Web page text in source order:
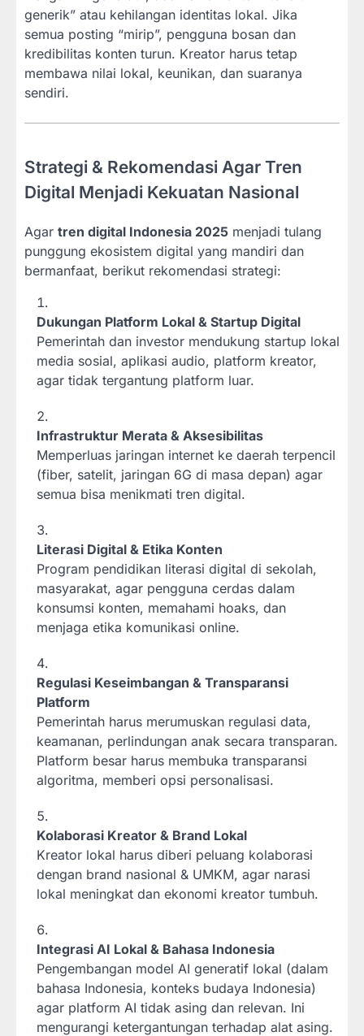
generik” atau kehilangan identitas lokal. Jika
semua posting “mirip”, pengguna bosan dan
kredibilitas konten turun. Kreator harus tetap
membawa nilai lokal, keunikan, dan suaranya
sendiri.
Strategi & Rekomendasi Agar Tren
Digital Menjadi Kekuatan Nasional
Agar tren digital Indonesia 2025 menjadi tulang
punggung ekosistem digital yang mandiri dan
bermanfaat, berikut rekomendasi strategi:
Dukungan Platform Lokal & Startup Digital
Pemerintah dan investor mendukung startup lokal
media sosial, aplikasi audio, platform kreator,
agar tidak tergantung platform luar.
Infrastruktur Merata & Aksesibilitas
Memperluas jaringan internet ke daerah terpencil
(fiber, satelit, jaringan 6G di masa depan) agar
semua bisa menikmati tren digital.
Literasi Digital & Etika Konten
Program pendidikan literasi digital di sekolah,
masyarakat, agar pengguna cerdas dalam
konsumsi konten, memahami hoaks, dan
menjaga etika komunikasi online.
Regulasi Keseimbangan & Transparansi
Platform
Pemerintah harus merumuskan regulasi data,
keamanan, perlindungan anak secara transparan.
Platform besar harus membuka transparansi
algoritma, memberi opsi personalisasi.
Kolaborasi Kreator & Brand Lokal
Kreator lokal harus diberi peluang kolaborasi
dengan brand nasional & UMKM, agar narasi
lokal meningkat dan ekonomi kreator tumbuh.
Integrasi AI Lokal & Bahasa Indonesia
Pengembangan model AI generatif lokal (dalam
bahasa Indonesia, konteks budaya Indonesia)
agar platform AI tidak asing dan relevan. Ini
mengurangi ketergantungan terhadap alat asing.